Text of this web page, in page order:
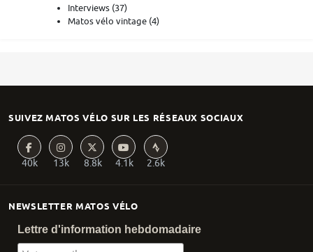
Interviews (37)
Matos vélo vintage (4)
NEWSLETTER MATOS VÉLO
Lettre d'information hebdomadaire
SUIVEZ MATOS VÉLO SUR LES RÉSEAUX SOCIAUX
40k 13k 8.8k 4.1k 2.6k